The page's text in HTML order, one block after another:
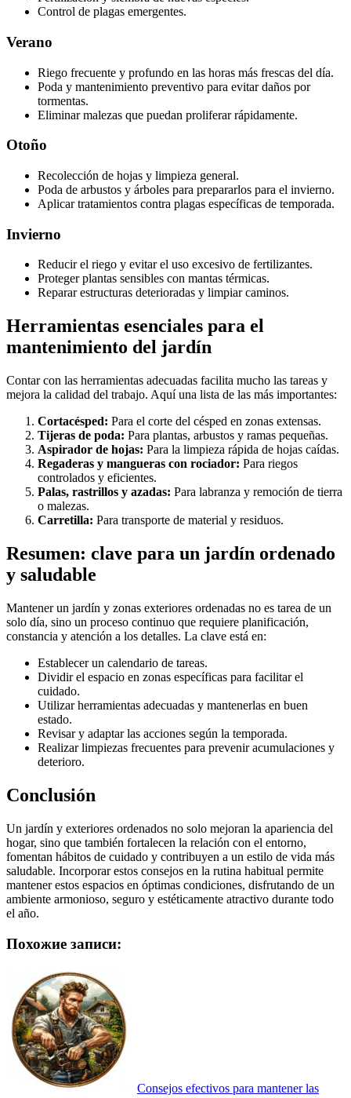
Control de plagas emergentes.
Verano
Riego frecuente y profundo en las horas más frescas del día.
Poda y mantenimiento preventivo para evitar daños por
tormentas.
Eliminar malezas que puedan proliferar rápidamente.
Otoño
Recolección de hojas y limpieza general.
Poda de arbustos y árboles para prepararlos para el invierno.
Aplicar tratamientos contra plagas específicas de temporada.
Invierno
Reducir el riego y evitar el uso excesivo de fertilizantes.
Proteger plantas sensibles con mantas térmicas.
Reparar estructuras deterioradas y limpiar caminos.
Herramientas esenciales para el
mantenimiento del jardín
Contar con las herramientas adecuadas facilita mucho las tareas y
mejora la calidad del trabajo. Aquí una lista de las más importantes:
Cortacésped: Para el corte del césped en zonas extensas.
Tijeras de poda: Para plantas, arbustos y ramas pequeñas.
Aspirador de hojas: Para la limpieza rápida de hojas caídas.
Regaderas y mangueras con rociador: Para riegos
controlados y eficientes.
Palas, rastrillos y azadas: Para labranza y remoción de tierra
o malezas.
Carretilla: Para transporte de material y residuos.
Resumen: clave para un jardín ordenado
y saludable
Mantener un jardín y zonas exteriores ordenadas no es tarea de un
solo día, sino un proceso continuo que requiere planificación,
constancia y atención a los detalles. La clave está en:
Establecer un calendario de tareas.
Dividir el espacio en zonas específicas para facilitar el
cuidado.
Utilizar herramientas adecuadas y mantenerlas en buen
estado.
Revisar y adaptar las acciones según la temporada.
Realizar limpiezas frecuentes para prevenir acumulaciones y
deterioro.
Conclusión
Un jardín y exteriores ordenados no solo mejoran la apariencia del
hogar, sino que también fortalecen la relación con el entorno,
fomentan hábitos de cuidado y contribuyen a un estilo de vida más
saludable. Incorporar estos consejos en la rutina habitual permite
mantener estos espacios en óptimas condiciones, disfrutando de un
ambiente armonioso, seguro y estéticamente atractivo durante todo
el año.
Похожие записи:
Consejos efectivos para mantener las